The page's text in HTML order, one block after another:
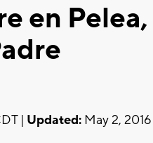
en Pelea,
| Updated: May 2,